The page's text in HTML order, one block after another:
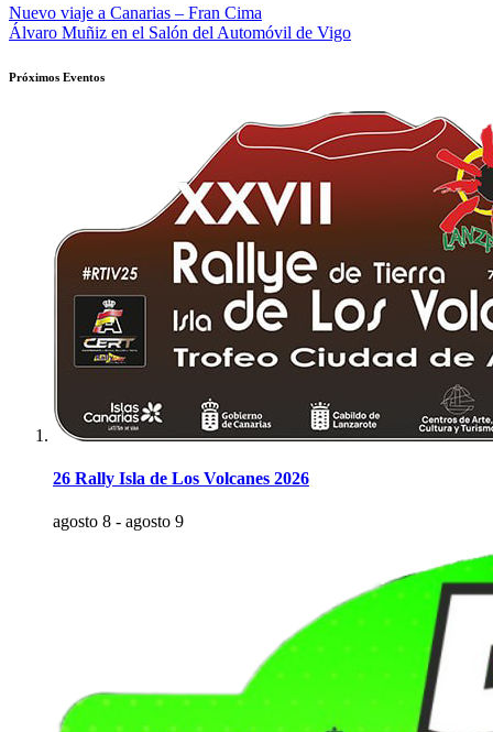
Navegación
de
entradas
Nuevo viaje a Canarias – Fran Cima
Álvaro Muñiz en el Salón del Automóvil de Vigo
Próximos Eventos
26 Rally Isla de Los Volcanes 2026
agosto 8 - agosto 9